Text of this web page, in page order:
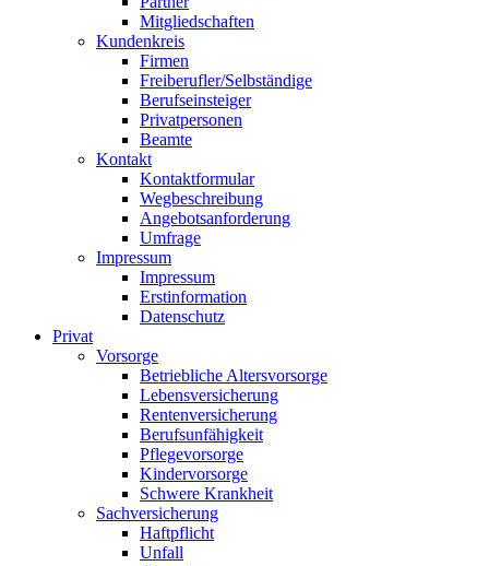
Mitgliedschaften
Kundenkreis
Firmen
Freiberufler/Selbständige
Berufseinsteiger
Privatpersonen
Beamte
Kontakt
Kontaktformular
Wegbeschreibung
Angebotsanforderung
Umfrage
Impressum
Impressum
Erstinformation
Datenschutz
Privat
Vorsorge
Betriebliche Altersvorsorge
Lebensversicherung
Rentenversicherung
Berufsunfähigkeit
Pflegevorsorge
Kindervorsorge
Schwere Krankheit
Sachversicherung
Haftpflicht
Unfall